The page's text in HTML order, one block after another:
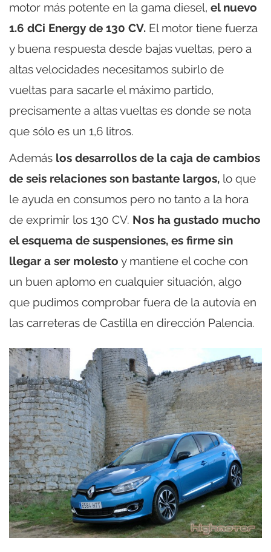
motor más potente en la gama diesel, el nuevo
1.6 dCi Energy de 130 CV. El motor tiene fuerza
y buena respuesta desde bajas vueltas, pero a
altas velocidades necesitamos subirlo de
vueltas para sacarle el máximo partido,
precisamente a altas vueltas es donde se nota
que sólo es un 1,6 litros.
Además los desarrollos de la caja de cambios
de seis relaciones son bastante largos, lo que
le ayuda en consumos pero no tanto a la hora
de exprimir los 130 CV. Nos ha gustado mucho
el esquema de suspensiones, es firme sin
llegar a ser molesto y mantiene el coche con
un buen aplomo en cualquier situación, algo
que pudimos comprobar fuera de la autovía en
las carreteras de Castilla en dirección Palencia.